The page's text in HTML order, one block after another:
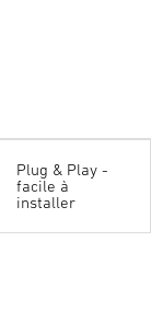
Plug & Play -
facile à
installer